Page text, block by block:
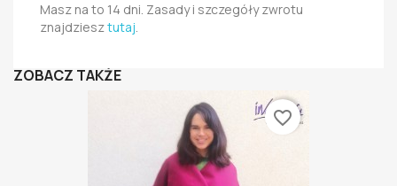
Masz na to 14 dni. Zasady i szczegóły zwrotu
znajdziesztutaj.
ZOBACZ TAKŻE
favorite_border